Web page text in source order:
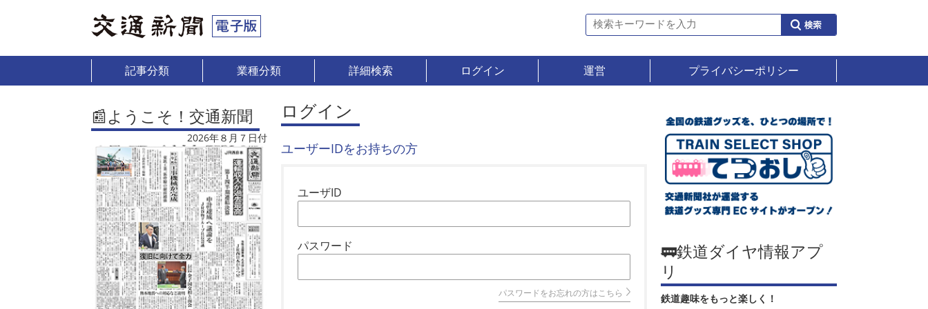
記事分類 業種分類 詳細検索 ログイン 運営 プライバシーポリシー
📰ようこそ！交通新聞
2026年８月７日付
ログイン
ユーザーIDをお持ちの方
ユーザID
パスワード
パスワードをお忘れの方はこちら
🚃鉄道ダイヤ情報アプ
リ
鉄道趣味をもっと楽しく！